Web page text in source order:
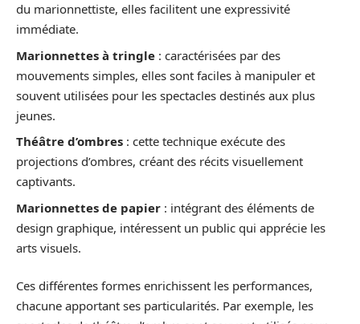
du marionnettiste, elles facilitent une expressivité
immédiate.
Marionnettes à tringle : caractérisées par des
mouvements simples, elles sont faciles à manipuler et
souvent utilisées pour les spectacles destinés aux plus
jeunes.
Théâtre d’ombres : cette technique exécute des
projections d’ombres, créant des récits visuellement
captivants.
Marionnettes de papier : intégrant des éléments de
design graphique, intéressent un public qui apprécie les
arts visuels.
Ces différentes formes enrichissent les performances,
chacune apportant ses particularités. Par exemple, les